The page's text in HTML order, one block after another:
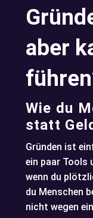
aber
Wie du
statt
Gründen ist
ein paar Tools
wenn du
du Menschen
nicht wegen